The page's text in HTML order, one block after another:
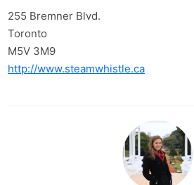
255 Bremner Blvd.
Toronto
M5V 3M9
http://www.steamwhistle.ca